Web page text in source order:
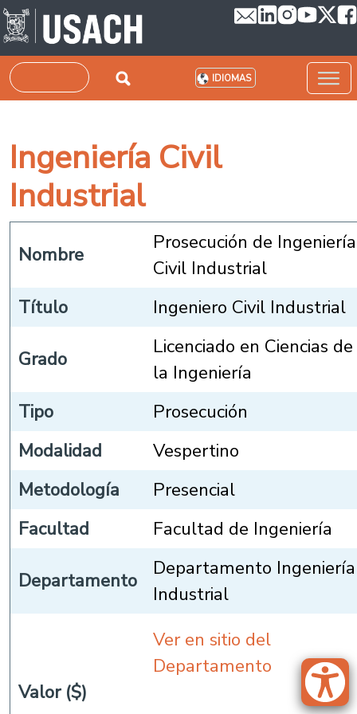
Pasar al contenido principal
Buscar IDIOMAS
Ingeniería Civil
Industrial
Nombre
Prosecución de Ingeniería
Civil Industrial
Título
Ingeniero Civil Industrial
Grado
Licenciado en Ciencias de
la Ingeniería
Tipo
Prosecución
Modalidad
Vespertino
Metodología
Presencial
Facultad
Facultad de Ingeniería
Departamento
Departamento Ingeniería
Industrial
Valor ($)
Ver en sitio del
Departamento